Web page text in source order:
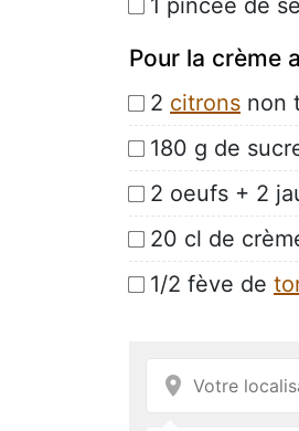
Pour la crème
2 citrons non
180 g de
2 oeufs + 2
20 cl de
1/2 fève de